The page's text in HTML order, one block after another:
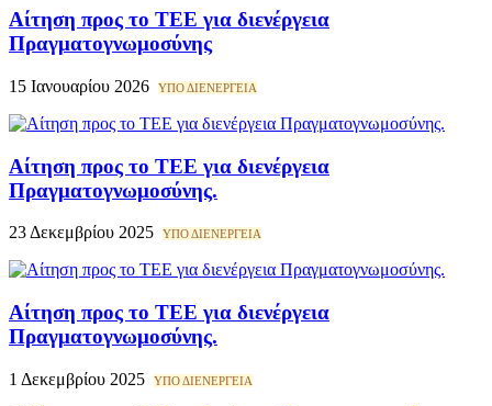
Αίτηση προς το ΤΕΕ για διενέργεια
Πραγματογνωμοσύνης
15 Ιανουαρίου 2026 ΥΠΟ ΔΙΕΝΕΡΓΕΙΑ
Αίτηση προς το ΤΕΕ για διενέργεια
Πραγματογνωμοσύνης.
23 Δεκεμβρίου 2025 ΥΠΟ ΔΙΕΝΕΡΓΕΙΑ
Αίτηση προς το ΤΕΕ για διενέργεια
Πραγματογνωμοσύνης.
1 Δεκεμβρίου 2025 ΥΠΟ ΔΙΕΝΕΡΓΕΙΑ